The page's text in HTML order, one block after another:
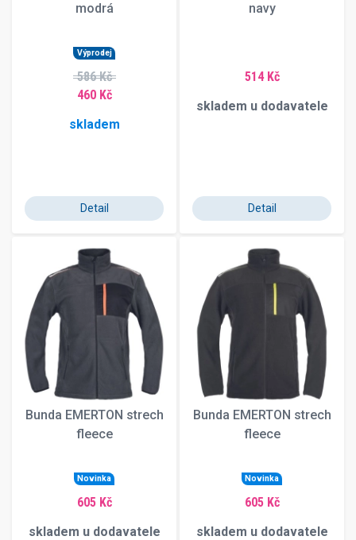
modrá
Výprodej
586 Kč
460 Kč
skladem
Detail
navy
514 Kč
skladem u dodavatele
Detail
Bunda EMERTON strech
fleece
Novinka
605 Kč
skladem u dodavatele
Bunda EMERTON strech
fleece
Novinka
605 Kč
skladem u dodavatele